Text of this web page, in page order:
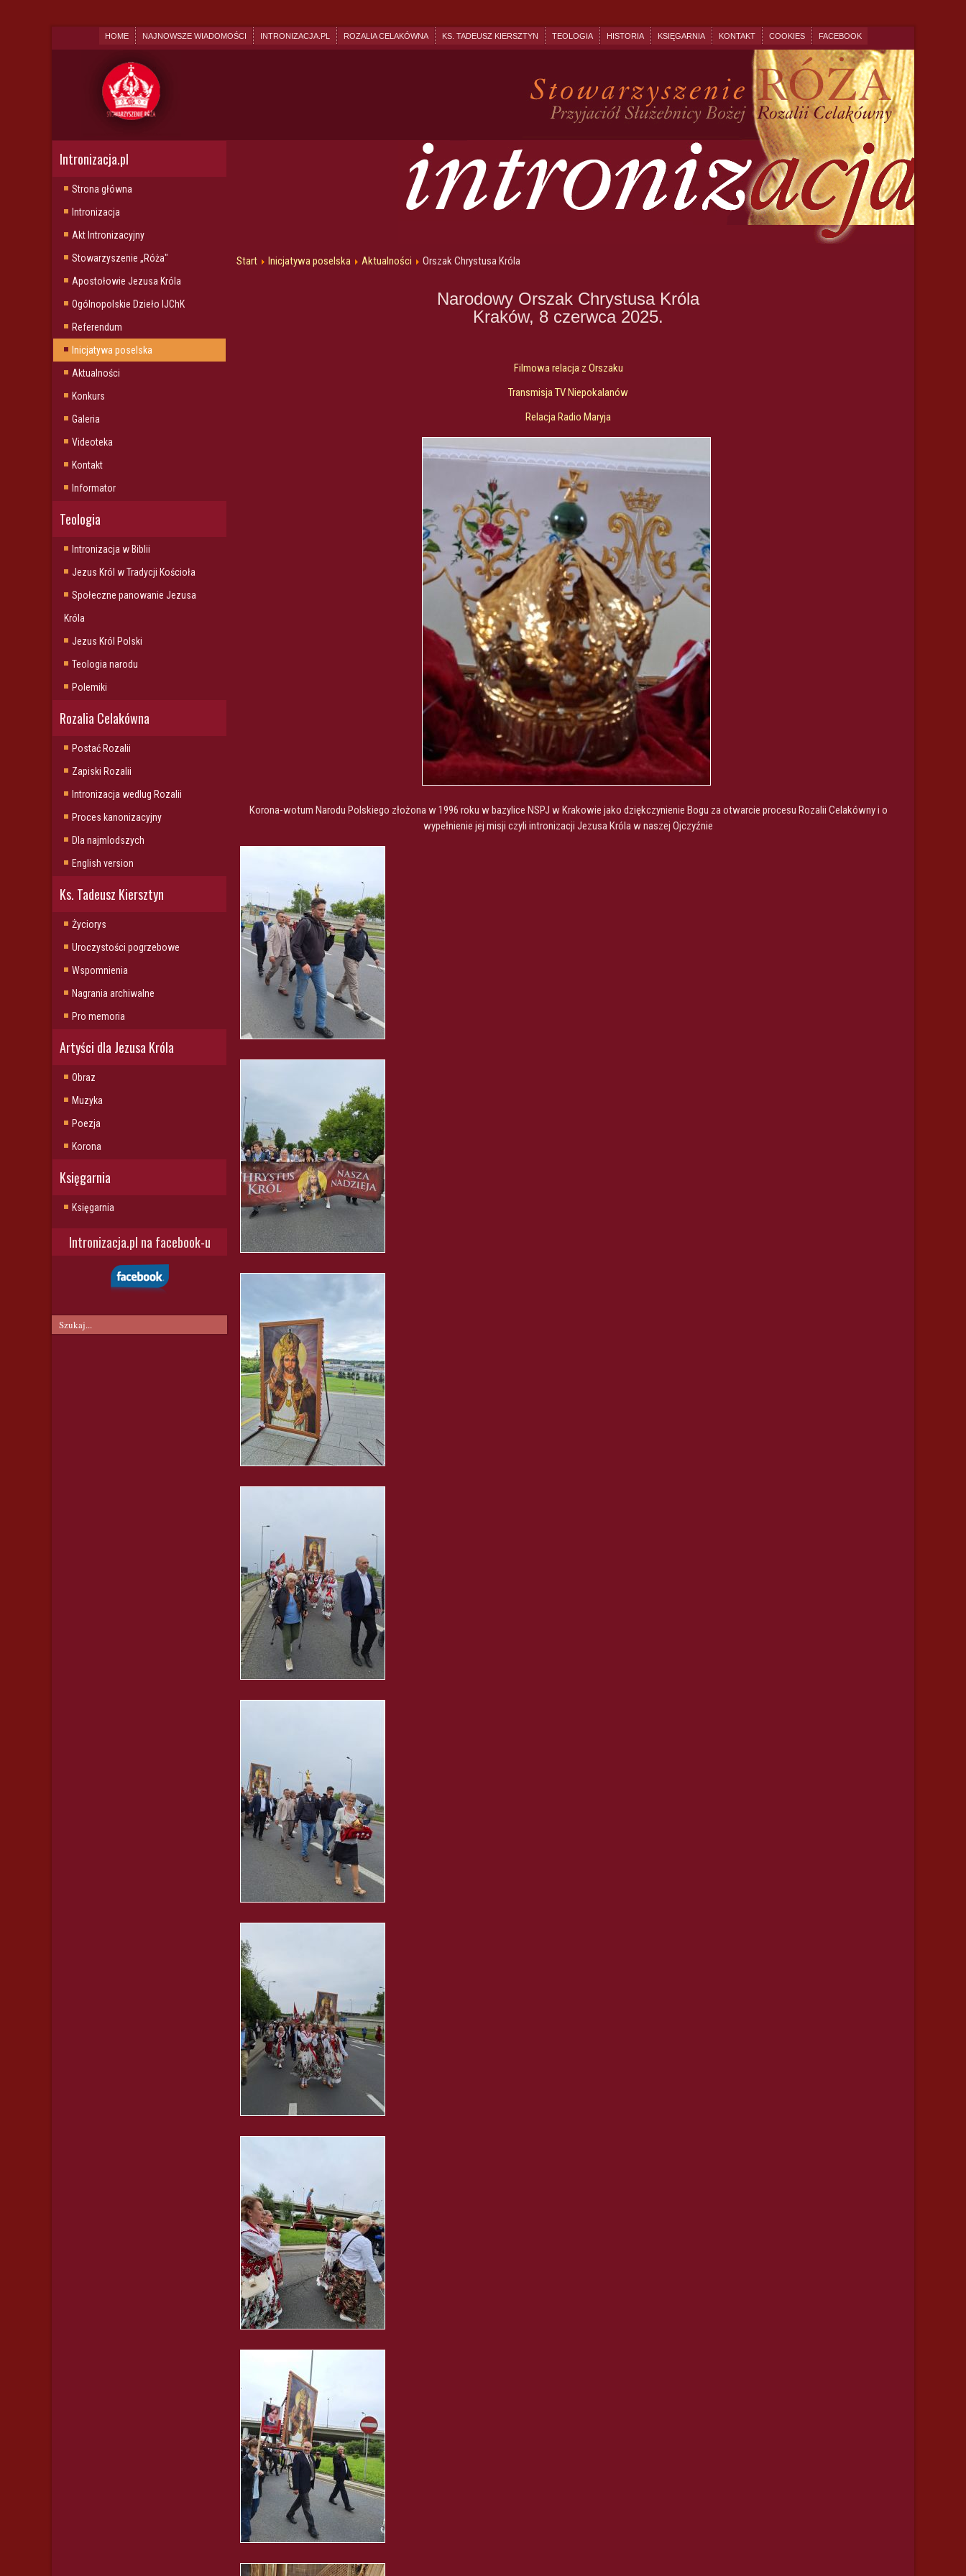
HOME NAJNOWSZE WIADOMOŚCI INTRONIZACJA.PL ROZALIA CELAKÓWNA KS. TADEUSZ KIERSZTYN TEOLOGIA HISTORIA KSIĘGARNIA KONTAKT COOKIES FACEBOOK
Intronizacja.pl
Strona główna
Intronizacja
Akt Intronizacyjny
Stowarzyszenie „Róża"
Apostołowie Jezusa Króla
Ogólnopolskie Dzieło IJChK
Referendum
Inicjatywa poselska
Aktualności
Konkurs
Galeria
Videoteka
Kontakt
Informator
Teologia
Intronizacja w Biblii
Jezus Król w Tradycji Kościoła
Społeczne panowanie Jezusa
Króla
Jezus Król Polski
Teologia narodu
Polemiki
Rozalia Celakówna
Postać Rozalii
Zapiski Rozalii
Intronizacja wedlug Rozalii
Proces kanonizacyjny
Dla najmlodszych
English version
Ks. Tadeusz Kiersztyn
Życiorys
Uroczystości pogrzebowe
Wspomnienia
Nagrania archiwalne
Pro memoria
Artyści dla Jezusa Króla
Obraz
Muzyka
Poezja
Korona
Księgarnia
Księgarnia
Intronizacja.pl na facebook-u
Start Inicjatywa poselska Aktualności Orszak Chrystusa Króla
Narodowy Orszak Chrystusa Króla
Kraków, 8 czerwca 2025.
Filmowa relacja z Orszaku
Transmisja TV Niepokalanów
Relacja Radio Maryja
Korona-wotum Narodu Polskiego złożona w 1996 roku w bazylice NSPJ w Krakowie jako dziękczynienie Bogu za otwarcie procesu Rozalii Celakówny i o
wypełnienie jej misji czyli intronizacji Jezusa Króla w naszej Ojczyźnie